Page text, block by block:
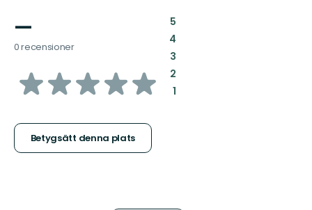
—
0 recensioner
av
stjärnor
Betygsätt denna plats
5:
4:
3:
2:
1: